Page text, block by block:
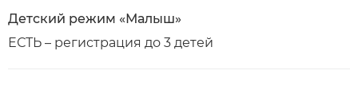
Детский режим «Малыш»
ЕСТЬ – регистрация до 3 детей